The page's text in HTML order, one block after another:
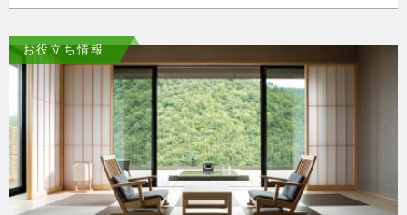
お役立ち情報